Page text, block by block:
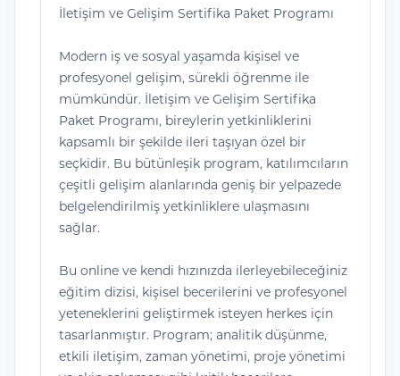
İletişim ve Gelişim Sertifika Paket Programı
Modern iş ve sosyal yaşamda kişisel ve
profesyonel gelişim, sürekli öğrenme ile
mümkündür. İletişim ve Gelişim Sertifika
Paket Programı, bireylerin yetkinliklerini
kapsamlı bir şekilde ileri taşıyan özel bir
seçkidir. Bu bütünleşik program, katılımcıların
çeşitli gelişim alanlarında geniş bir yelpazede
belgelendirilmiş yetkinliklere ulaşmasını
sağlar.
Bu online ve kendi hızınızda ilerleyebileceğiniz
eğitim dizisi, kişisel becerilerini ve profesyonel
yeteneklerini geliştirmek isteyen herkes için
tasarlanmıştır. Program; analitik düşünme,
etkili iletişim, zaman yönetimi, proje yönetimi